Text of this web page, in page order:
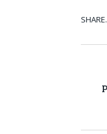
SHARE.